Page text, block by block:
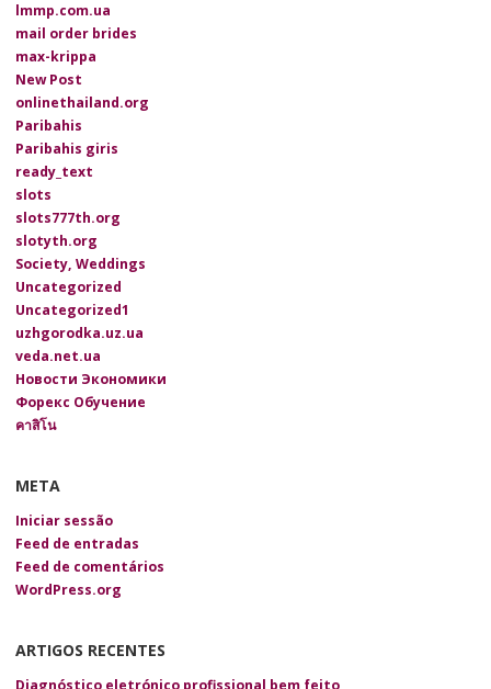
lmmp.com.ua
mail order brides
max-krippa
New Post
onlinethailand.org
Paribahis
Paribahis giris
ready_text
slots
slots777th.org
slotyth.org
Society, Weddings
Uncategorized
Uncategorized1
uzhgorodka.uz.ua
veda.net.ua
Новости Экономики
Форекс Обучение
คาสิโน
META
Iniciar sessão
Feed de entradas
Feed de comentários
WordPress.org
ARTIGOS RECENTES
Diagnóstico eletrónico profissional bem feito